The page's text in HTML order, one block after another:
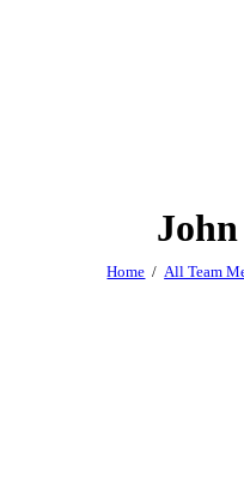
Home All Team